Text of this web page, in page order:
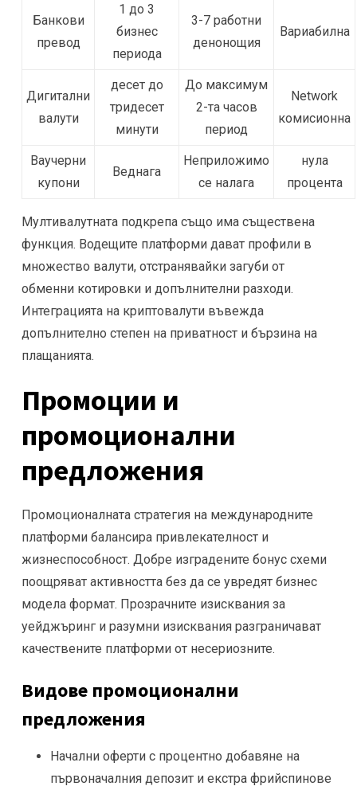
Банкови
превод
1 до 3
бизнес
периода
3-7 работни
денонощия
Вариабилна
Дигитални
валути
десет до
тридесет
минути
До максимум
2-та часов
период
Network
комисионна
Ваучерни
купони
Веднага
Неприложимо
се налага
нула
процента
Мултивалутната подкрепа също има съществена
функция. Водещите платформи дават профили в
множество валути, отстранявайки загуби от
обменни котировки и допълнителни разходи.
Интеграцията на криптовалути въвежда
допълнително степен на приватност и бързина на
плащанията.
Промоции и
промоционални
предложения
Промоционалната стратегия на международните
платформи балансира привлекателност и
жизнеспособност. Добре изградените бонус схеми
поощряват активността без да се увредят бизнес
модела формат. Прозрачните изисквания за
уейджъринг и разумни изисквания разграничават
качествените платформи от несериозните.
Видове промоционални
предложения
Начални оферти с процентно добавяне на
първоначалния депозит и екстра фрийспинове